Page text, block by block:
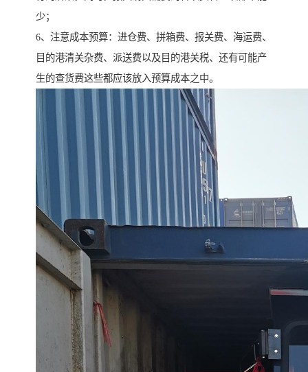
少；
6、注意成本预算：进仓费、拼箱费、报关费、海运费、
目的港清关杂费、派送费以及目的港关税、还有可能产
生的查货费这些都应该放入预算成本之中。